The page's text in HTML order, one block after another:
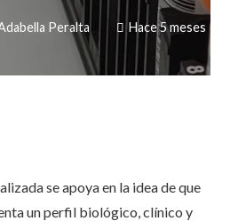
Peralta Hace 5 meses
se apoya en la idea de que
un perfil biológico, clínico y